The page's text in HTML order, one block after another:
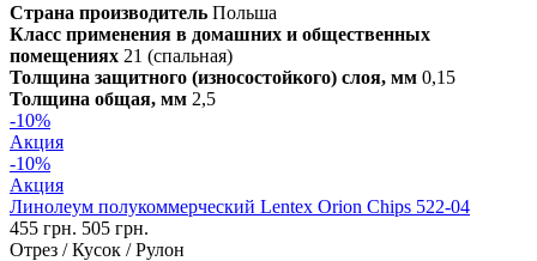
Страна производитель Польша
Класс применения в домашних и общественных
помещениях 21 (спальная)
Толщина защитного (износостойкого) слоя, мм 0,15
Толщина общая, мм 2,5
-10%
Акция
-10%
Акция
Линолеум полукоммерческий Lentex Orion Chips 522-04
455 грн. 505 грн.
Отрез / Кусок / Рулон